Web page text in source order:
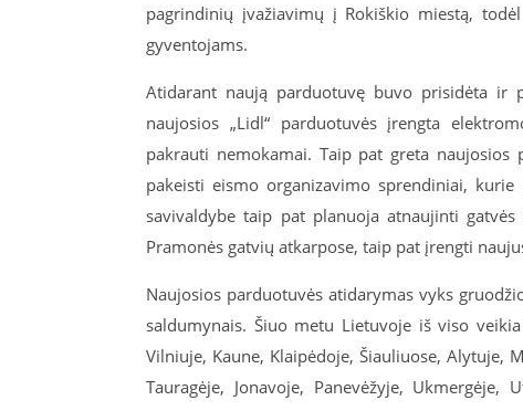
pagrindinių įvažiavimų į Rokiškio miestą,
gyventojams.
Atidarant naują parduotuvę buvo prisidėta ir
naujosios „Lidl“ parduotuvės įrengta
pakrauti nemokamai. Taip pat greta naujosios
pakeisti eismo organizavimo sprendiniai,
savivaldybe taip pat planuoja atnaujinti
Pramonės gatvių atkarpose, taip pat įrengti
Naujosios parduotuvės atidarymas vyks
saldumynais. Šiuo metu Lietuvoje iš viso
Vilniuje, Kaune, Klaipėdoje, Šiauliuose, Alytuje,
Tauragėje, Jonavoje, Panevėžyje, Ukmergėje,